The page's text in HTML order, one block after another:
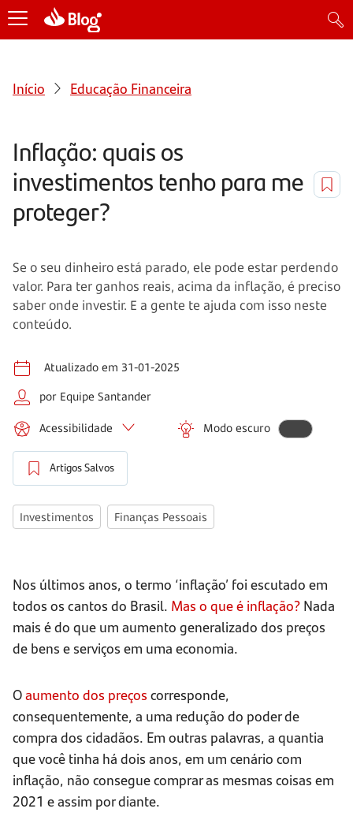
Início Educação Financeira
Inflação: quais os
investimentos tenho para me
proteger?
Se o seu dinheiro está parado, ele pode estar perdendo
valor. Para ter ganhos reais, acima da inflação, é preciso
saber onde investir. E a gente te ajuda com isso neste
conteúdo.
Atualizado em 31-01-2025
por Equipe Santander
Acessibilidade Modo escuro
Artigos Salvos
Investimentos Finanças Pessoais
Nos últimos anos, o termo ‘inflação’ foi escutado em
todos os cantos do Brasil. Mas o que é inflação? Nada
mais é do que um aumento generalizado dos preços
de bens e serviços em uma economia.
Oaumento dos preços corresponde,
consequentemente, a uma redução do poder de
compra dos cidadãos. Em outras palavras, a quantia
que você tinha há dois anos, em um cenário com
inflação, não consegue comprar as mesmas coisas em
2021 e assim por diante.